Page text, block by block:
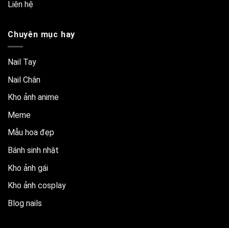
Liên hệ
Chuyên mục hay
Nail Tay
Nail Chân
Kho ảnh anime
Meme
Mẫu hoa đẹp
Bánh sinh nhật
Kho ảnh gái
Kho ảnh cosplay
Blog nails